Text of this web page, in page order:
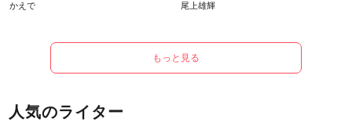
かえで 尾上雄輝
もっと見る
人気のライター